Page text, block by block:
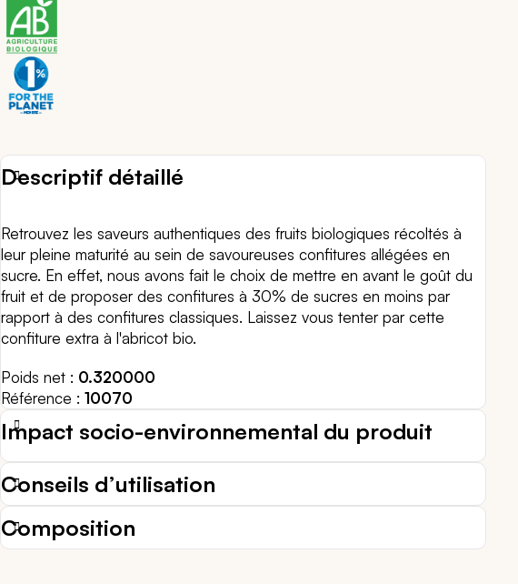
Descriptif détaillé
Retrouvez les saveurs authentiques des fruits biologiques récoltés à
leur pleine maturité au sein de savoureuses confitures allégées en
sucre. En effet, nous avons fait le choix de mettre en avant le goût du
fruit et de proposer des confitures à 30% de sucres en moins par
rapport à des confitures classiques. Laissez vous tenter par cette
confiture extra à l'abricot bio.
Poids net
0.320000
Référence
10070
Impact socio-environnemental du produit
Conseils d’utilisation
Composition